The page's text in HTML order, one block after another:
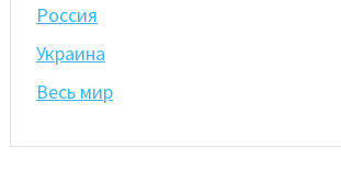
Россия
Украина
Весь мир